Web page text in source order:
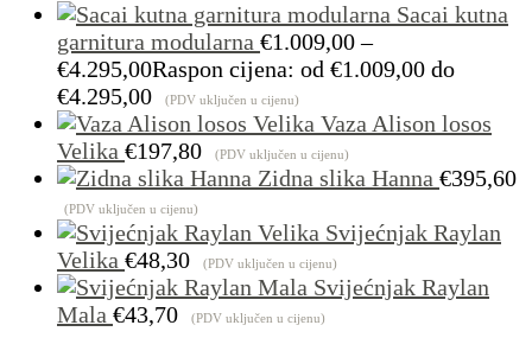
Sacai kutna
garnitura modularna €1.009,00 –
€4.295,00Raspon cijena: od €1.009,00 do
€4.295,00
(PDV uključen u cijenu)
Vaza Alison losos
Velika €197,80 (PDV uključen u cijenu)
Zidna slika Hanna €395,60
(PDV uključen u cijenu)
Svijećnjak Raylan
Velika €48,30 (PDV uključen u cijenu)
Svijećnjak Raylan
Mala €43,70 (PDV uključen u cijenu)